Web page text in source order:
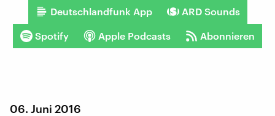
Deutschlandfunk App ARD Sounds
Spotify Apple Podcasts Abonnieren
06. Juni 2016